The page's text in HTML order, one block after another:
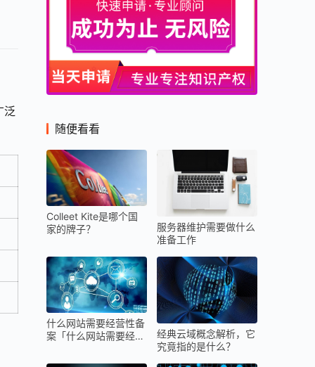
泛
随便看看
Colleet Kite是哪个国
家的牌子？
服务器维护需要做什么
准备工作
什么网站需要经营性备
案「什么网站需要经营
经典云域概念解析，它
究竟指的是什么？